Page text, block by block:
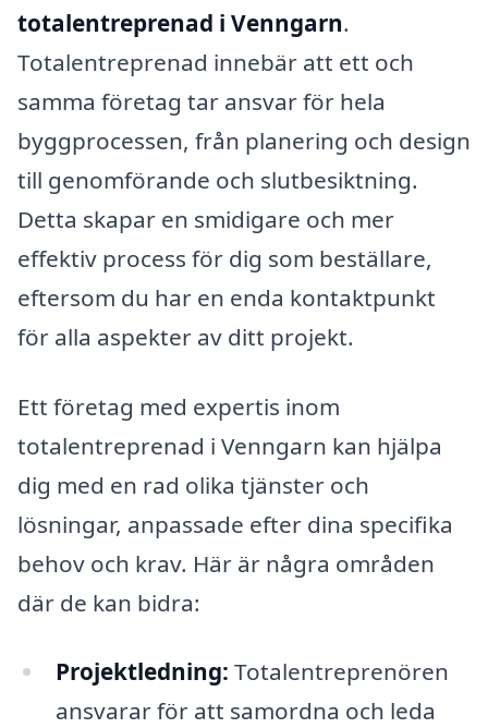
totalentreprenad i Venngarn.
Totalentreprenad innebär att ett och
samma företag tar ansvar för hela
byggprocessen, från planering och design
till genomförande och slutbesiktning.
Detta skapar en smidigare och mer
effektiv process för dig som beställare,
eftersom du har en enda kontaktpunkt
för alla aspekter av ditt projekt.
Ett företag med expertis inom
totalentreprenad i Venngarn kan hjälpa
dig med en rad olika tjänster och
lösningar, anpassade efter dina specifika
behov och krav. Här är några områden
där de kan bidra:
Projektledning: Totalentreprenören
ansvarar för att samordna och leda